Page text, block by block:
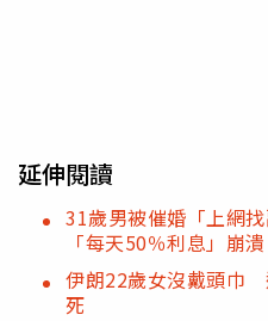
延伸閱讀
31歲男被催婚「上網
「每天50％利息」崩潰
伊朗22歲女沒戴頭巾
死